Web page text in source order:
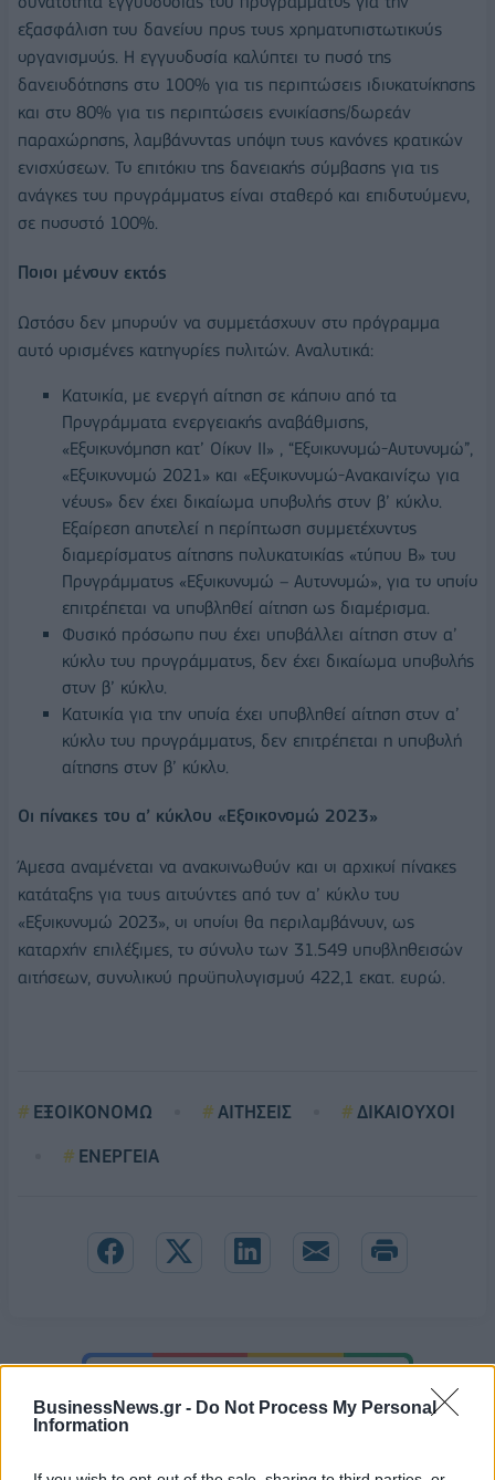
BusinessNews.gr - Do Not Process My Personal
Information
εξασφάλιση του δανείου προς τους χρηματοπιστωτικούς
οργανισμούς. Η εγγυοδοσία καλύπτει το ποσό της
δανειοδότησης στο 100% για τις περιπτώσεις ιδιοκατοίκησης
και στο 80% για τις περιπτώσεις ενοικίασης/δωρεάν
παραχώρησης, λαμβάνοντας υπόψη τους κανόνες κρατικών
ενισχύσεων. Το επιτόκιο της δανειακής σύμβασης για τις
ανάγκες του προγράμματος είναι σταθερό και επιδοτούμενο,
σε ποσοστό 100%.
Ποιοι μένουν εκτός
Ωστόσο δεν μπορούν να συμμετάσχουν στο πρόγραμμα
αυτό ορισμένες κατηγορίες πολιτών. Αναλυτικά:
Κατοικία, με ενεργή αίτηση σε κάποιο από τα
Προγράμματα ενεργειακής αναβάθμισης,
«Εξοικονόμηση κατ’ Οίκον ΙΙ» , “Εξοικονομώ-Αυτονομώ”,
«Εξοικονομώ 2021» και «Εξοικονομώ-Ανακαινίζω για
νέους» δεν έχει δικαίωμα υποβολής στον β’ κύκλο.
Εξαίρεση αποτελεί η περίπτωση συμμετέχοντος
διαμερίσματος αίτησης πολυκατοικίας «τύπου Β» του
Προγράμματος «Εξοικονομώ – Αυτονομώ», για το οποίο
επιτρέπεται να υποβληθεί αίτηση ως διαμέρισμα.
Φυσικό πρόσωπο που έχει υποβάλλει αίτηση στον α’
κύκλο του προγράμματος, δεν έχει δικαίωμα υποβολής
στον β’ κύκλο.
Κατοικία για την οποία έχει υποβληθεί αίτηση στον α’
κύκλο του προγράμματος, δεν επιτρέπεται η υποβολή
αίτησης στον β’ κύκλο.
Οι πίνακες του α’ κύκλου «Εξοικονομώ 2023»
Άμεσα αναμένεται να ανακοινωθούν και οι αρχικοί πίνακες
κατάταξης για τους αιτούντες από τον α’ κύκλο του
«Εξοικονομώ 2023», οι οποίοι θα περιλαμβάνουν, ως
καταρχήν επιλέξιμες, το σύνολο των 31.549 υποβληθεισών
αιτήσεων, συνολικού προϋπολογισμού 422,1 εκατ. ευρώ.
ΕΞΟΙΚΟΝΟΜΩ ΑΙΤΗΣΕΙΣ
ΔΙΚΑΙΟΥΧΟΙ
ΕΝΕΡΓΕΙΑ